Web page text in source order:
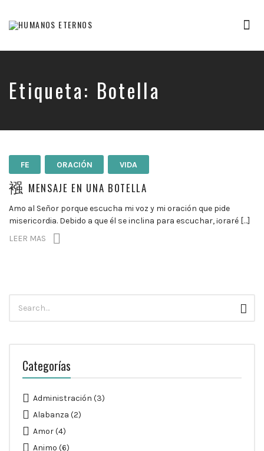
humanos,
nos
creó
Etiqueta: Botella
FE ORACIÓN VIDA
MENSAJE EN UNA BOTELLA
Amo al Señor porque escucha mi voz y mi oración que pide
misericordia. Debido a que él se inclina para escuchar, ¡oraré […]
LEER MAS
para:
Categorías
Administración (3)
Alabanza (2)
Amor(4)
Animo (6)